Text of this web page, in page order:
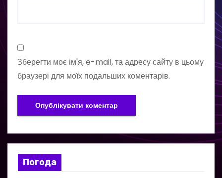
Зберегти моє ім'я, e-mail, та адресу сайту в цьому
браузері для моїх подальших коментарів.
Погода